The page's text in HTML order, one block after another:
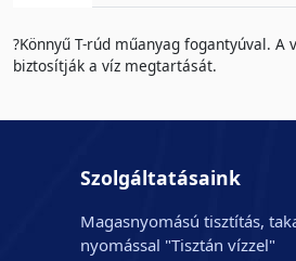
?Könnyű T-rúd műanyag fogantyúval.
biztosítják a víz megtartását.
Szolgáltatásaink
Magasnyomású tisztítás,
nyomással "Tisztán vízzel"